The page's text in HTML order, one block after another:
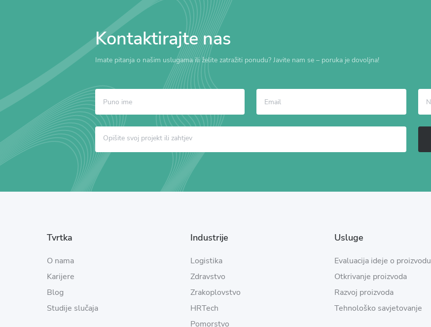
Kontaktirajte nas
Imate pitanja o našim uslugama ili želite zatražiti ponudu? Javite nam se – poruka je dovoljna!
Tvrtka
O nama
Karijere
Blog
Studije slučaja
Industrije
Logistika
Zdravstvo
Zrakoplovstvo
HRTech
Pomorstvo
Usluge
Evaluacija ideje o proizvodu
Otkrivanje proizvoda
Razvoj proizvoda
Tehnološko savjetovanje